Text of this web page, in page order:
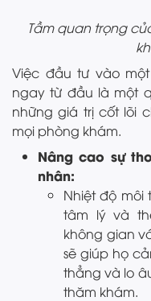
Tầm quan trọng
Việc đầu tư vào
ngay từ đầu là một
những giá trị cốt lõi
mọi phòng khám.
Nâng cao sự
nhân:
Nhiệt độ môi
tâm lý và
không gian
sẽ giúp họ
thẳng và lo
thăm khám.